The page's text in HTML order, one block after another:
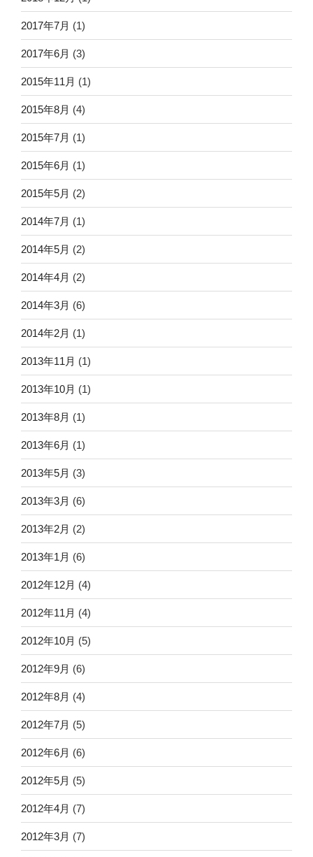
2017年7月 (1)
2017年6月 (3)
2015年11月 (1)
2015年8月 (4)
2015年7月 (1)
2015年6月 (1)
2015年5月 (2)
2014年7月 (1)
2014年5月 (2)
2014年4月 (2)
2014年3月 (6)
2014年2月 (1)
2013年11月 (1)
2013年10月 (1)
2013年8月 (1)
2013年6月 (1)
2013年5月 (3)
2013年3月 (6)
2013年2月 (2)
2013年1月 (6)
2012年12月 (4)
2012年11月 (4)
2012年10月 (5)
2012年9月 (6)
2012年8月 (4)
2012年7月 (5)
2012年6月 (6)
2012年5月 (5)
2012年4月 (7)
2012年3月 (7)